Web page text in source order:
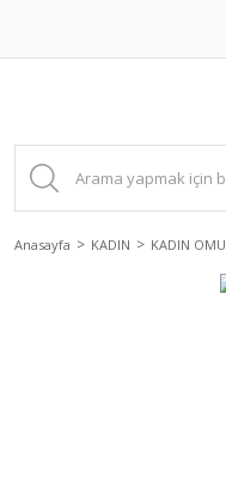
Anasayfa KADIN KADIN